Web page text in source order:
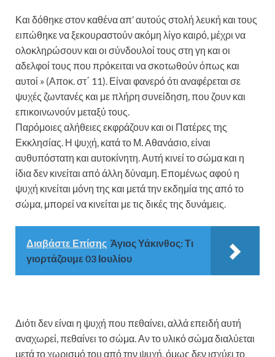
Και δόθηκε στον καθένα απ’ αυτούς στολή λευκή και τους
ειπώθηκε να ξεκουραστούν ακόμη λίγο καιρό, μέχρι να
ολοκληρώσουν και οι σύνδουλοί τους στη γη και οι
αδελφοί τους που πρόκειται να σκοτωθούν όπως και
αυτοί » (Αποκ. στ΄ 11). Είναι φανερό ότι αναφέρεται σε
ψυχές ζωντανές και με πλήρη συνείδηση, που ζουν και
επικοινωνούν μεταξύ τους.
Παρόμοιες αλήθειες εκφράζουν και οι Πατέρες της
Εκκλησίας. Η ψυχή, κατά το Μ. Αθανάσιο, είναι
αυθυπόστατη και αυτοκίνητη. Αυτή κινεί το σώμα και η
ίδια δεν κινείται από άλλη δύναμη. Επομένως αφού η
ψυχή κινείται μόνη της και μετά την εκδημία της από το
σώμα, μπορεί να κινείται με τις δικές της δυνάμεις.
Διαβάστε Επίσης Άγιος Υάκινθος: Τι
γιορτάζουμε 03 Ιουλίου
Διότι δεν είναι η ψυχή που πεθαίνει, αλλά επειδή αυτή
αναχωρεί, πεθαίνει το σώμα. Αν το υλικό σώμα διαλύεται
μετά το χωρισμό του από την ψυχή, όμως δεν ισχύει το